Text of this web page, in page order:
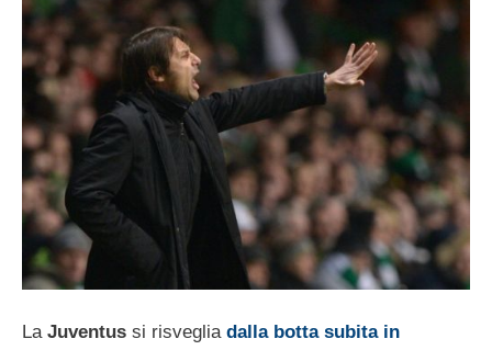
La Juventus si risveglia dalla botta subita in